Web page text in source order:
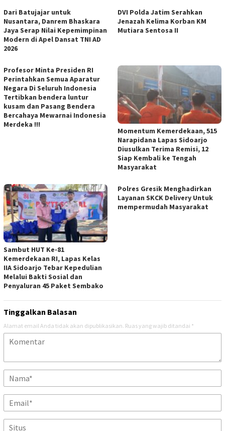
Dari Batujajar untuk
Nusantara, Danrem Bhaskara
Jaya Serap Nilai Kepemimpinan
Modern di Apel Dansat TNI AD
2026
DVI Polda Jatim Serahkan
Jenazah Kelima Korban KM
Mutiara Sentosa II
Profesor Minta Presiden RI
Perintahkan Semua Aparatur
Negara Di Seluruh Indonesia
Tertibkan bendera luntur
kusam dan Pasang Bendera
Bercahaya Mewarnai Indonesia
Merdeka !!!
Momentum Kemerdekaan, 515
Narapidana Lapas Sidoarjo
Diusulkan Terima Remisi, 12
Siap Kembali ke Tengah
Masyarakat
Sambut HUT Ke-81
Kemerdekaan RI, Lapas Kelas
IIA Sidoarjo Tebar Kepedulian
Melalui Bakti Sosial dan
Penyaluran 45 Paket Sembako
Polres Gresik Menghadirkan
Layanan SKCK Delivery Untuk
mempermudah Masyarakat
Tinggalkan Balasan
Alamat email Anda tidak akan dipublikasikan. Ruas yang wajib ditandai *